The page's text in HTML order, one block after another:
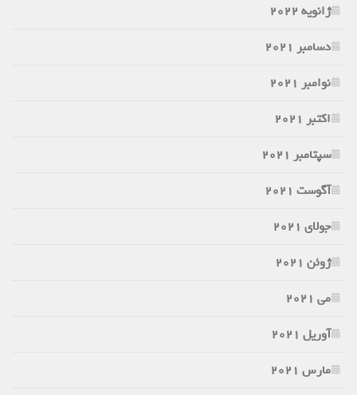
ژانویه 2022
دسامبر 2021
نوامبر 2021
اکتبر 2021
سپتامبر 2021
آگوست 2021
جولای 2021
ژوئن 2021
می 2021
آوریل 2021
مارس 2021